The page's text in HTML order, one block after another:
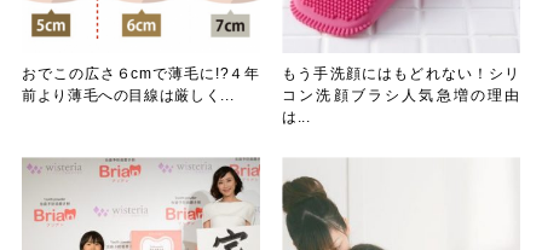
おでこの広さ６cmで薄毛に!?４年
前より薄毛への目線は厳しく...
もう手洗顔にはもどれない！シリ
コン洗顔ブラシ人気急増の理由
は...